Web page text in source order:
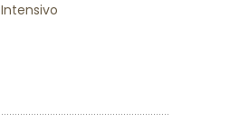
Intensivo